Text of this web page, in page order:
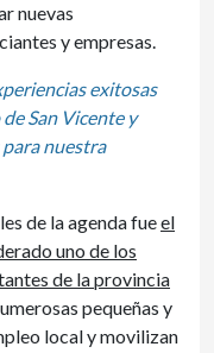
nuevas
y empresas.
exitosas
San Vicente y
nuestra
de la agenda fueel
uno de los
de la provincia
pequeñas y
local y movilizan